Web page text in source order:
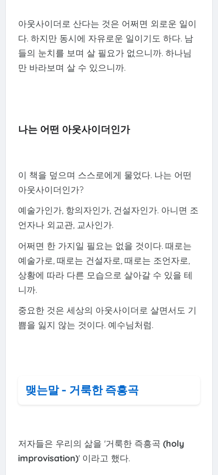
아웃사이더로 산다는 것은 어쩌면 외로운 일이
다. 하지만 동시에 자유로운 일이기도 하다. 남
들의 눈치를 보며 살 필요가 없으니까. 하나님
만 바라보며 살 수 있으니까.
나는 어떤 아웃사이더인가
이 책을 덮으며 스스로에게 물었다. 나는 어떤
아웃사이더인가?
예술가인가, 항의자인가, 건설자인가. 아니면 조
언자나 외교관, 교사인가.
어쩌면 한 가지일 필요는 없을 것이다. 때로는
예술가로, 때로는 건설자로, 때로는 조언자로,
상황에 따라 다른 모습으로 살아갈 수 있을 테
니까.
중요한 것은 세상의 아웃사이더로 살면서도 기
쁨을 잃지 않는 것이다. 예수님처럼.
맺는말 - 거룩한 즉흥곡
저자들은 우리의 삶을 '거룩한 즉흥곡 (holy
improvisation)' 이라고 했다.